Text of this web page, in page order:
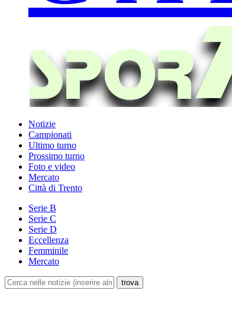
Notizie
Campionati
Ultimo turno
Prossimo turno
Foto e video
Mercato
Città di Trento
Serie B
Serie C
Serie D
Eccellenza
Femminile
Mercato